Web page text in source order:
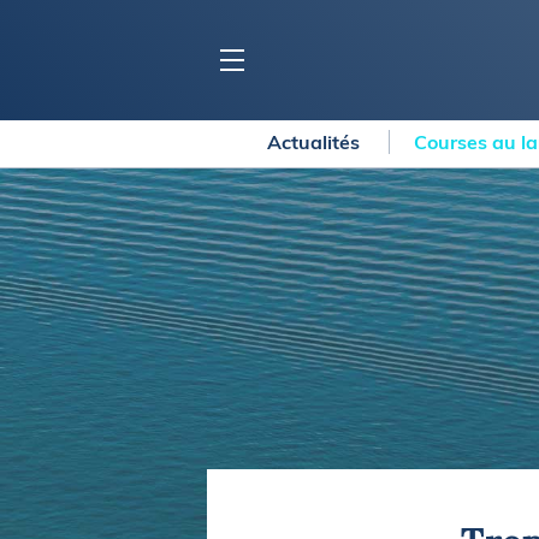
BLOC MARINE
Ports
Carnets de voyage
Dossiers de la rédaction
Collection Bloc Marine
Application Bloc Marine
Règlementation
BATEAUX
Actualités Courses au